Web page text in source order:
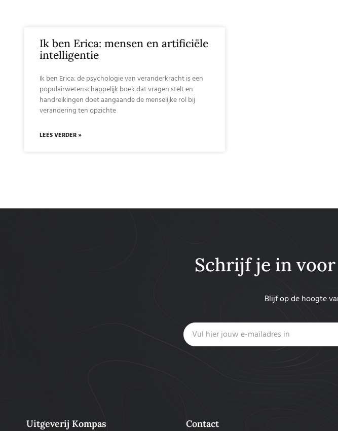
Ik ben Erica: mensen en artificiële
intelligentie
Ik ben Erica: de psychologie van veranderkracht is een
populairwetenschappelijk boek dat vragen stelt en
handreikingen doet aangaande de menselijke rol bij
verandering ten opzichte
LEES VERDER »
Schrijf je in
Blijf op de hoogte
Uitgeverij Kompas Contact